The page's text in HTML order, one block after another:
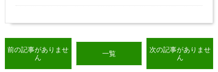
前の記事がありませ
ん
一覧
次の記事がありませ
ん